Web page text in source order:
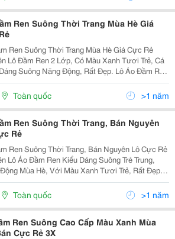
Ren Suông Thời Trang Mùa Hè Giá
Ren Suông Thời Trang Mùa Hè Giá Cực Rẻ
Lô Đầm Ren 2 Lớp, Có Màu Xanh Tươi Trẻ, Cá
Suông Năng Động, Rất Đẹp. Lô Áo Đầm Ren
Trung, Ren Êm, Mịn, Thoáng Mát, Rất Tốt, Vải
Hoa Văn Thời Trang. Bán Lô Đầm Ren Suông...
Toàn quốc >1 năm
Ren Suông Thời Trang, Bán Nguyên
Rẻ
Ren Suông Thời Trang, Bán Nguyên Lô Cực Rẻ
Lô Áo Đầm Ren Kiểu Dáng Suông Trẻ Trung,
Mùa Hè, Với Màu Xanh Tươi Trẻ, Rất Đẹp.
Ngắn, Có 2 Lớp, Chất Liệu Vải Ren Rất Tốt,
Mịn, Rất Thoáng Mát, Ren Có Hoa Văn Thời...
Toàn quốc >1 năm
Ren Suông Cao Cấp Màu Xanh Mùa
Cực Rẻ 3X